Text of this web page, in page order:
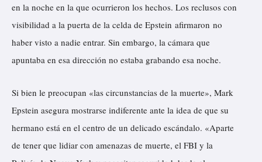
en la noche en la que ocurrieron los hechos. Los reclusos con
visibilidad a la puerta de la celda de Epstein afirmaron no
haber visto a nadie entrar. Sin embargo, la cámara que
apuntaba en esa dirección no estaba grabando esa noche.
Si bien le preocupan «las circunstancias de la muerte», Mark
Epstein asegura mostrarse indiferente ante la idea de que su
hermano está en el centro de un delicado escándalo. «Aparte
de tener que lidiar con amenazas de muerte, el FBI y la